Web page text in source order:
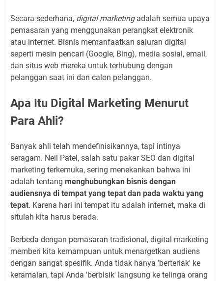
Secara sederhana, digital marketingadalah semua upaya
pemasaran yang menggunakan perangkat elektronik
atau internet. Bisnis memanfaatkan saluran digital
seperti mesin pencari (Google, Bing), media sosial, email,
dan situs web mereka untuk terhubung dengan
pelanggan saat ini dan calon pelanggan.
Apa Itu Digital Marketing Menurut
Para Ahli?
Banyak ahli telah mendefinisikannya, tapi intinya
seragam. Neil Patel, salah satu pakar SEO dan digital
marketing terkemuka, sering menekankan bahwa ini
adalah tentang menghubungkan bisnis dengan
audiensnya di tempat yang tepat dan pada waktu yang
tepat. Karena hari ini tempat itu adalah internet, maka di
situlah kita harus berada.
Berbeda dengan pemasaran tradisional, digital marketing
memberi kita kemampuan untuk menargetkan audiens
dengan sangat spesifik. Anda tidak hanya 'berteriak' ke
keramaian, tapi Anda 'berbisik' langsung ke telinga orang